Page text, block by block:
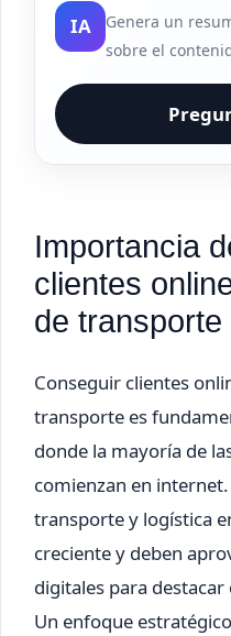
IA
Genera un
sobre el
Importancia
clientes
de transporte
Conseguir clientes
transporte es
donde la mayoría de
comienzan en
transporte y logística
creciente y deben
digitales para
Un enfoque